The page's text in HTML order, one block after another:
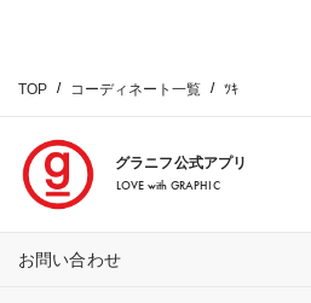
TOP コーディネート一覧 ﾂｷ
グラニフ公式アプリ
LOVE with GRAPHIC
お問い合わせ